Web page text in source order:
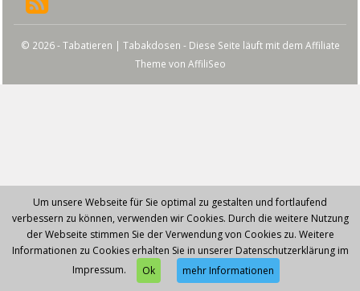
© 2026 - Tabatieren | Tabakdosen - Diese Seite läuft mit dem Affiliate
Theme von AffiliSeo
Um unsere Webseite für Sie optimal zu gestalten und fortlaufend
verbessern zu können, verwenden wir Cookies. Durch die weitere Nutzung
der Webseite stimmen Sie der Verwendung von Cookies zu. Weitere
Informationen zu Cookies erhalten Sie in unserer Datenschutzerklärung im
Impressum.
Ok mehr Informationen